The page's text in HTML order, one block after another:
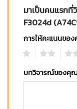
มาเป็นคนแรกที่
F3024d
การให้คะแนนขอ
บทวิจารณ์ของคุ